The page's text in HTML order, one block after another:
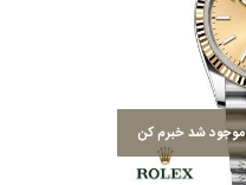
موجود شد خبرم کن